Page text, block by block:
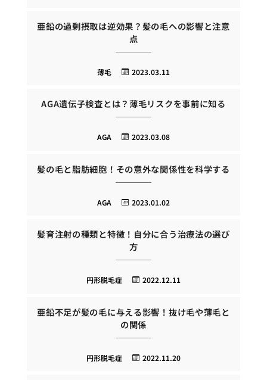
亜鉛の過剰摂取は逆効果？髪の毛への影響と注意
点
2023.03.11
薄毛
AGA遺伝子検査とは？薄毛リスクを事前に知る
2023.03.08
AGA
髪の毛と脂肪細胞！その意外な関係性を科学する
2023.01.02
AGA
髪育注射の種類と特徴！自分に合う治療法の選び
方
2022.12.11
円形脱毛症
亜鉛不足が髪の毛に与える影響！抜け毛や薄毛と
の関係
2022.11.20
円形脱毛症